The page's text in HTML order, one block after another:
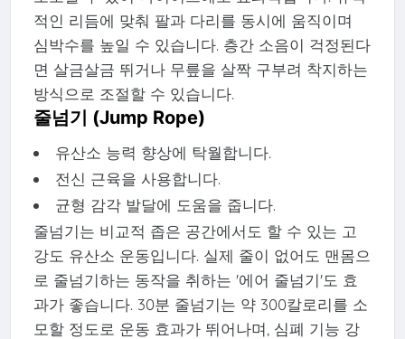
적인 리듬에 맞춰 팔과 다리를 동시에 움직이며
심박수를 높일 수 있습니다. 층간 소음이 걱정된다
면 살금살금 뛰거나 무릎을 살짝 구부려 착지하는
방식으로 조절할 수 있습니다.
줄넘기 (Jump Rope)
유산소 능력 향상에 탁월합니다.
전신 근육을 사용합니다.
균형 감각 발달에 도움을 줍니다.
줄넘기는 비교적 좁은 공간에서도 할 수 있는 고
강도 유산소 운동입니다. 실제 줄이 없어도 맨몸으
로 줄넘기하는 동작을 취하는 '에어 줄넘기'도 효
과가 좋습니다. 30분 줄넘기는 약 300칼로리를 소
모할 정도로 운동 효과가 뛰어나며, 심폐 기능 강